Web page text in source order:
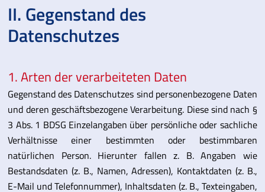
II. Gegenstand des
Datenschutzes
1. Arten der verarbeiteten Daten
Gegenstand des Datenschutzes sind personenbezogene Daten
und deren geschäftsbezogene Verarbeitung. Diese sind nach §
3 Abs. 1 BDSG Einzelangaben über persönliche oder sachliche
Verhältnisse einer bestimmten oder bestimmbaren
natürlichen Person. Hierunter fallen z. B. Angaben wie
Bestandsdaten (z. B., Namen, Adressen), Kontaktdaten (z. B.,
E-Mail und Telefonnummer), Inhaltsdaten (z. B., Texteingaben,